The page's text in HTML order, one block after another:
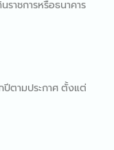
าชการหรือธนาคาร
ปีตามประกาศ ตั้งแต่